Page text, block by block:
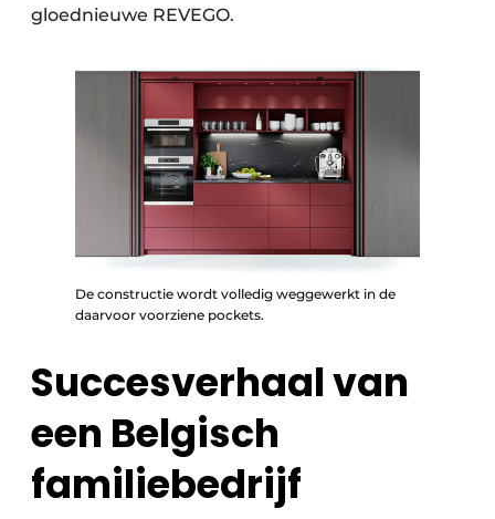
gloednieuwe REVEGO.
De constructie wordt volledig weggewerkt in de
daarvoor voorziene pockets.
Succesverhaal van
een Belgisch
familiebedrijf